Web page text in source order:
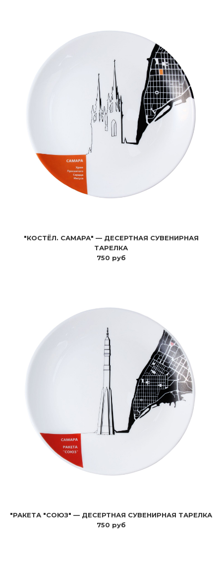
"КОСТЁЛ. САМАРА" — ДЕСЕРТНАЯ СУВЕНИРНАЯ
ТАРЕЛКА
750 руб
"РАКЕТА "СОЮЗ" — ДЕСЕРТНАЯ СУВЕНИРНАЯ ТАРЕЛКА
750 руб